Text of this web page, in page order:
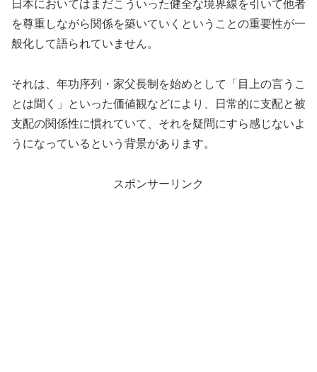
日本においてはまだこういった健全な境界線を引いて他者
を尊重しながら関係を築いていくということの重要性が一
般化して語られていません。
それは、年功序列・家父長制を始めとして「目上の言うこ
とは聞く」といった価値観などにより、日常的に支配と被
支配の関係性に慣れていて、それを疑問にすら感じないよ
うになっているという背景があります。
スポンサーリンク